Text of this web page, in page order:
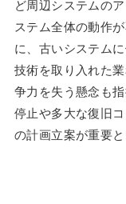
ど周辺システムの
ステム全体の動作
に、古いシステム
技術を取り入れた
争力を失う懸念も
停止や多大な復旧
の計画立案が重要と